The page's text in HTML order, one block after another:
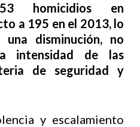
homicidios en
a 195 en el 2013, lo
disminución, no
intensidad de las
de seguridad y
y escalamiento